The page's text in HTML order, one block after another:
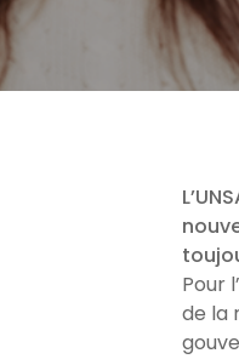
Pour
de la